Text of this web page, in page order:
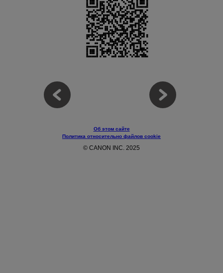
Об этом сайте
Политика относительно файлов cookie
© CANON INC. 2025